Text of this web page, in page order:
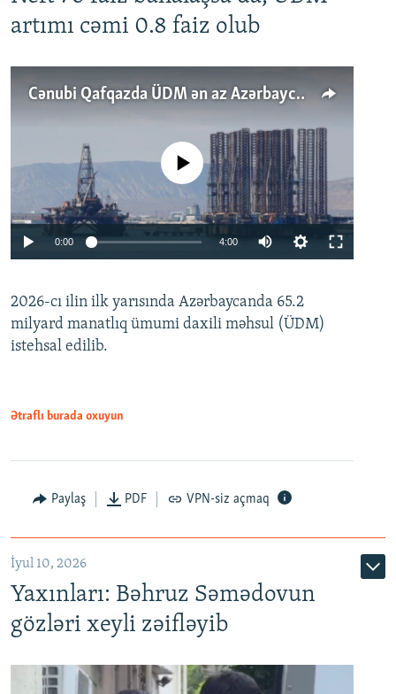
artımı cəmi 0.8 faiz olub
Cənubi Qafqazda ÜDM ən az Azərbaycanda artır: Qonşuları niyə Bakını qabaqlaya bilir?
Auto 240p 360p 480p
No media source currently available
0:00 4:00
360p
480p
2026-cı ilin ilk yarısında Azərbaycanda 65.2
milyard manatlıq ümumi daxili məhsul (ÜDM)
istehsal edilib.
Ətraflı burada oxuyun
Paylaş PDF VPN-siz açmaq
İyul 10, 2026
Yaxınları: Bəhruz Səmədovun
gözləri xeyli zəifləyib